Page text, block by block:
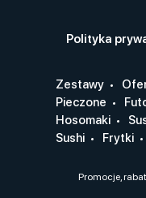
Polityka
Zestawy
Pieczone
Hosomaki
Sushi
Frytki
Promocje,